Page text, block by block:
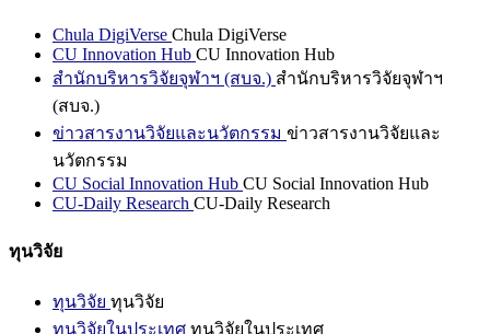
Chula DigiVerse Chula DigiVerse
CU Innovation Hub CU Innovation Hub
สำนักบริหารวิจัยจุฬาฯ (สบจ.) สำนักบริหารวิจัยจุฬาฯ
(สบจ.)
ข่าวสารงานวิจัยและนวัตกรรม ข่าวสารงานวิจัยและ
นวัตกรรม
CU Social Innovation Hub CU Social Innovation Hub
CU-Daily Research CU-Daily Research
ทุนวิจัย
ทุนวิจัย ทุนวิจัย
ทุนวิจัยในประเทศ ทุนวิจัยในประเทศ